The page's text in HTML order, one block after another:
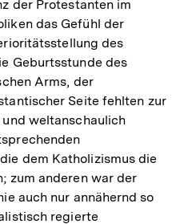
der Protestanten im
das Gefühl der
des
Geburtsstunde des
Arms, der
Seite fehlten zur
weltanschaulich
dem Katholizismus die
zum anderen war der
auch nur annähernd so
regierte